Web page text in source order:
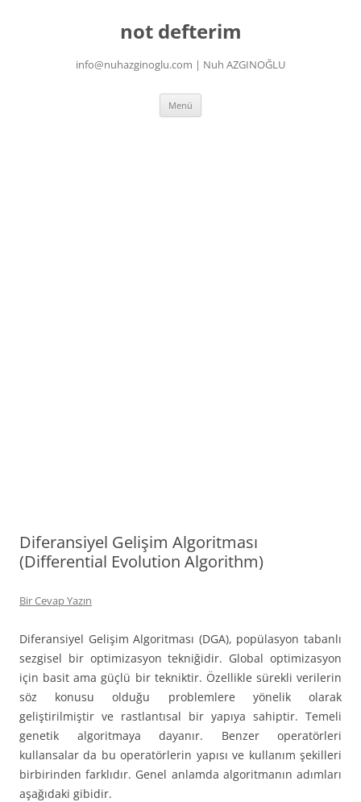
not defterim
info@nuhazginoglu.com | Nuh AZGINOĞLU
Menü
Diferansiyel Gelişim Algoritması
(Differential Evolution Algorithm)
Bir Cevap Yazın
Diferansiyel Gelişim Algoritması (DGA), popülasyon tabanlı
sezgisel bir optimizasyon tekniğidir. Global optimizasyon
için basit ama güçlü bir tekniktir. Özellikle sürekli verilerin
söz konusu olduğu problemlere yönelik olarak
geliştirilmiştir ve rastlantısal bir yapıya sahiptir. Temeli
genetik algoritmaya dayanır. Benzer operatörleri
kullansalar da bu operatörlerin yapısı ve kullanım şekilleri
birbirinden farklıdır. Genel anlamda algoritmanın adımları
aşağıdaki gibidir.